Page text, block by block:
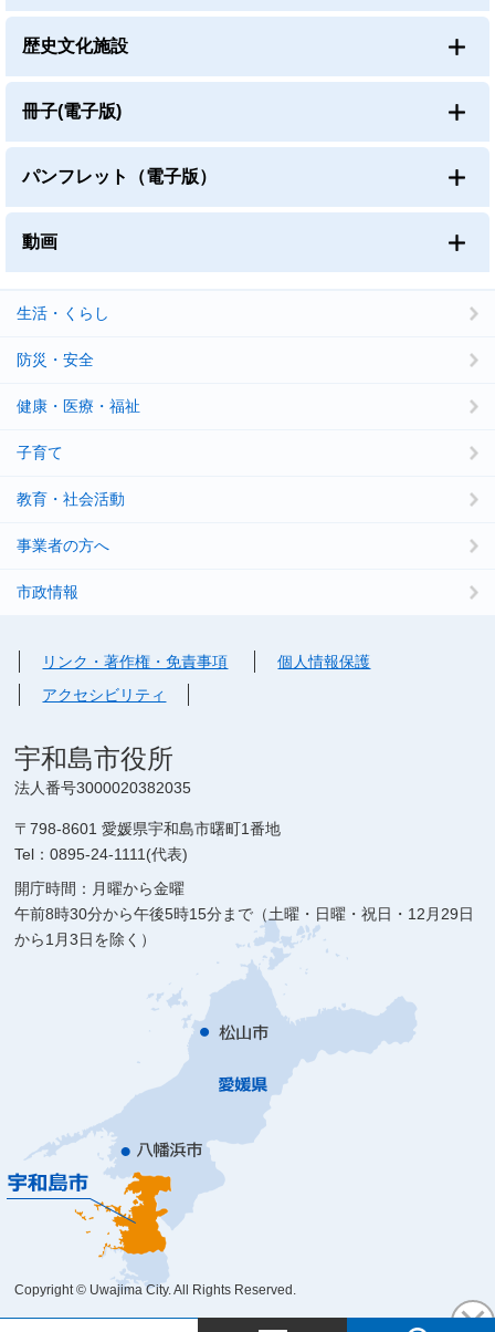
歴史文化施設
冊子(電子版)
パンフレット（電子版）
動画
生活・くらし
防災・安全
健康・医療・福祉
子育て
教育・社会活動
事業者の方へ
市政情報
リンク・著作権・免責事項
個人情報保護
アクセシビリティ
宇和島市役所
法人番号3000020382035
〒798-8601 愛媛県宇和島市曙町1番地
Tel：0895-24-1111(代表)
開庁時間：月曜から金曜
午前8時30分から午後5時15分まで（土曜・日曜・祝日・12月29日
から1月3日を除く）
Copyright © Uwajima City. All Rights Reserved.